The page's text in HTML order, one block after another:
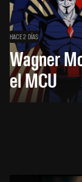
HACE 2 DÍAS
Wagner
el MCU